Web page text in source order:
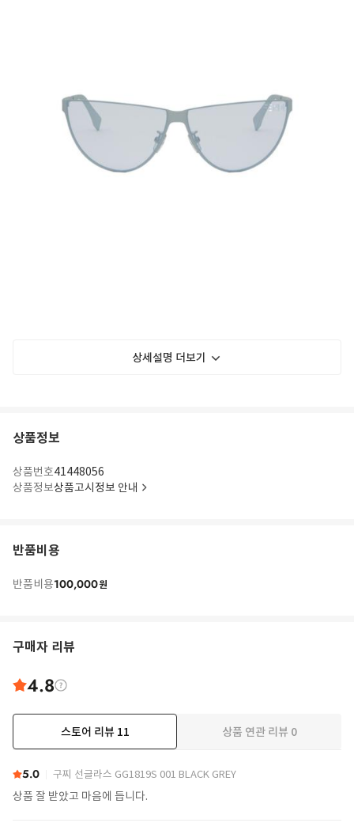
상세설명 더보기
상품정보
상품번호41448056
상품정보상품고시정보 안내
반품비용
반품비용100,000원
구매자 리뷰
4.8
스토어 리뷰 11 상품 연관 리뷰 0
5.0 구찌 선글라스 GG1819S 001 BLACK GREY
상품 잘 받았고 마음에 듭니다.